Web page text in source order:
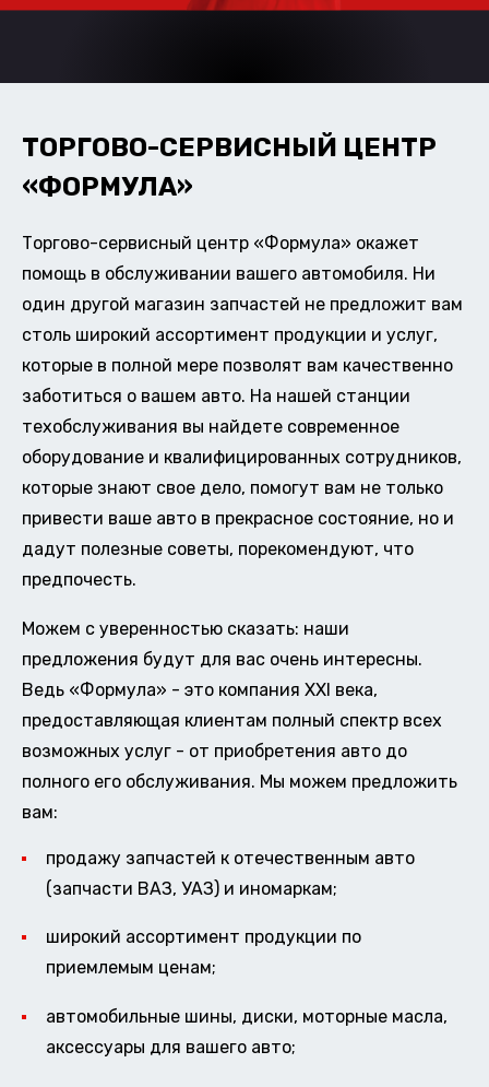
ТОРГОВО-СЕРВИСНЫЙ ЦЕНТР
«ФОРМУЛА»
Торгово-сервисный центр «Формула» окажет
помощь в обслуживании вашего автомобиля. Ни
один другой магазин запчастей не предложит вам
столь широкий ассортимент продукции и услуг,
которые в полной мере позволят вам качественно
заботиться о вашем авто. На нашей станции
техобслуживания вы найдете современное
оборудование и квалифицированных сотрудников,
которые знают свое дело, помогут вам не только
привести ваше авто в прекрасное состояние, но и
дадут полезные советы, порекомендуют, что
предпочесть.
Можем с уверенностью сказать: наши
предложения будут для вас очень интересны.
Ведь «Формула» - это компания XXI века,
предоставляющая клиентам полный спектр всех
возможных услуг - от приобретения авто до
полного его обслуживания. Мы можем предложить
вам:
продажу запчастей к отечественным авто
(запчасти ВАЗ, УАЗ) и иномаркам;
широкий ассортимент продукции по
приемлемым ценам;
автомобильные шины, диски, моторные масла,
аксессуары для вашего авто;